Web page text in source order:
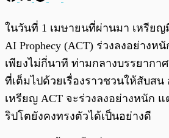
พร้อมเล่น
ในวันที่ 1 เมษายนที่ผ่านมา เหรียญ
AI Prophecy (ACT) ร่วงลงอย่างหนั
เพียงไม่กี่นาที ท่ามกลางบรรยากาศ
ที่เต็มไปด้วยเรื่องราวชวนให้สับสน
เหรียญ ACT จะร่วงลงอย่างหนัก
ริปโตยังคงทรงตัวได้เป็นอย่างดี